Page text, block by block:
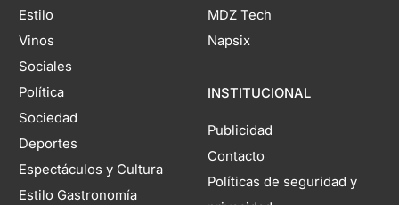
Estilo
Vinos
Sociales
Política
Sociedad
Deportes
Espectáculos y Cultura
Estilo Gastronomía
MDZ Tech
Napsix
INSTITUCIONAL
Publicidad
Contacto
Políticas de seguridad y